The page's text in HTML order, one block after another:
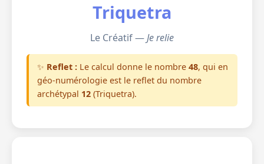
Triquetra
Le Créatif —Je relie
✨ Reflet : Le calcul donne le nombre 48, qui en
géo-numérologie est le reflet du nombre
archétypal 12 (Triquetra).